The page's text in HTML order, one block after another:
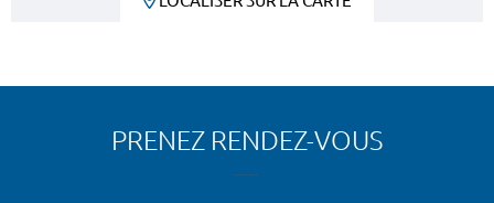
PRENEZ RENDEZ-VOUS